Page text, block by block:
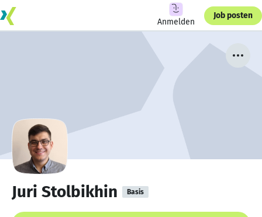
Anmelden
Job posten
Juri Stolbikhin Basis